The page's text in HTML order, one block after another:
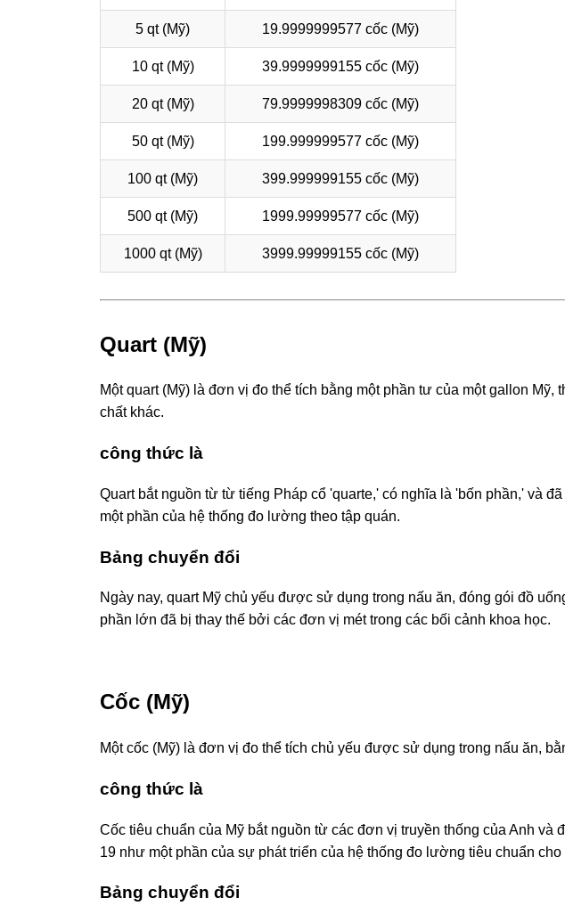
5 qt (Mỹ) 19.9999999577 cốc (Mỹ)
10 qt (Mỹ) 39.9999999155 cốc (Mỹ)
20 qt (Mỹ) 79.9999998309 cốc (Mỹ)
50 qt (Mỹ) 199.999999577 cốc (Mỹ)
100 qt (Mỹ) 399.999999155 cốc (Mỹ)
500 qt (Mỹ) 1999.99999577 cốc (Mỹ)
1000 qt (Mỹ) 3999.99999155 cốc (Mỹ)
Quart (Mỹ)
Một quart (Mỹ) là đơn vị đo thể tích bằng một phần tư của một gallon
chất khác.
công thức là
Quart bắt nguồn từ từ tiếng Pháp cổ 'quarte,' có nghĩa là 'bốn phần,' và
một phần của hệ thống đo lường theo tập quán.
Bảng chuyển đổi
Ngày nay, quart Mỹ chủ yếu được sử dụng trong nấu ăn, đóng gói đồ
phần lớn đã bị thay thế bởi các đơn vị mét trong các bối cảnh khoa học.
Cốc (Mỹ)
Một cốc (Mỹ) là đơn vị đo thể tích chủ yếu được sử dụng trong nấu ăn,
công thức là
Cốc tiêu chuẩn của Mỹ bắt nguồn từ các đơn vị truyền thống của Anh và
19 như một phần của sự phát triển của hệ thống đo lường tiêu chuẩn
Bảng chuyển đổi